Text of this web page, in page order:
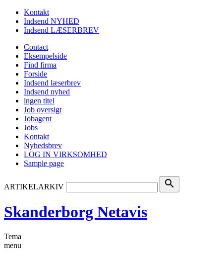
Kontakt
Indsend NYHED
Indsend LÆSERBREV
Contact
Eksempelside
Find firma
Forside
Indsend læserbrev
Indsend nyhed
ingen titel
Job oversigt
Jobagent
Jobs
Kontakt
Nyhedsbrev
LOG IN VIRKSOMHED
Sample page
ARTIKELARKIV search
Skanderborg Netavis
Tema
menu